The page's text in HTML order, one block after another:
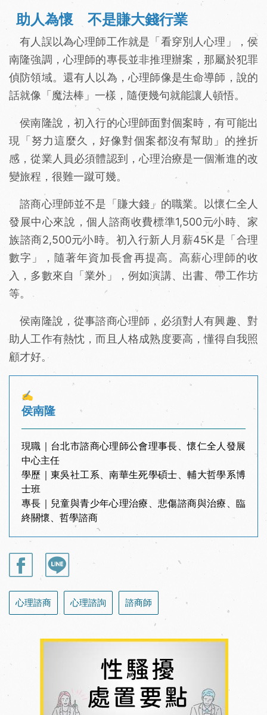
助人為懷 不是賺大錢行業
有人誤以為心理師工作就是「看穿別人心理」，侯
南隆強調，心理師的專長並非推理辦案，那屬於犯罪
偵防領域。還有人以為，心理師像是生命導師，說的
話就像「魔法棒」一樣，隨便幾句就能讓人頓悟。
侯南隆說，初入行的心理師面對個案時，有可能出
現「努力這麼久，好像對個案都沒有幫助」的挫折
感，從業人員必須體認到，心理治療是一個漸進的改
變旅程，很難一蹴可幾。
諮商心理師並不是「賺大錢」的職業。以懷仁全人
發展中心來說，個人諮商收費標準1,500元∕小時、家
族諮商2,500元∕小時。初入行新人月薪45K是「合理
數字」，隨著年資加長會再提高。高薪心理師的收
入，多數來自「業外」，例如演講、出書、帶工作坊
等。
侯南隆說，從事諮商心理師，必須對人有興趣、對
助人工作有熱忱，而且人格成熟度要高，懂得自我照
顧才好。
✍
侯南隆
現職｜台北市諮商心理師公會理事長、懷仁全人發展
中心主任
學歷｜東吳社工系、南華生死學碩士、輔大哲學系博
士班
專長｜兒童與青少年心理治療、悲傷諮商與治療、臨
終關懷、哲學諮商
心理諮商 心理諮詢 諮商師